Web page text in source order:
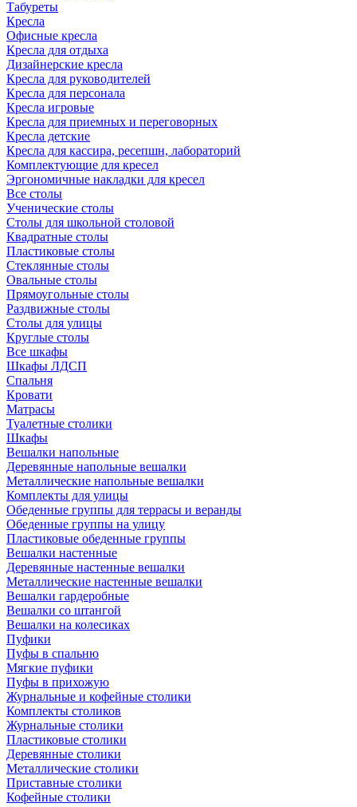
Табуреты
Кресла
Офисные кресла
Кресла для отдыха
Дизайнерские кресла
Кресла для руководителей
Кресла для персонала
Кресла игровые
Кресла для приемных и переговорных
Кресла детские
Кресла для кассира, ресепшн, лабораторий
Комплектующие для кресел
Эргономичные накладки для кресел
Все столы
Ученические столы
Столы для школьной столовой
Квадратные столы
Пластиковые столы
Стеклянные столы
Овальные столы
Прямоугольные столы
Раздвижные столы
Столы для улицы
Круглые столы
Все шкафы
Шкафы ЛДСП
Спальня
Кровати
Матрасы
Туалетные столики
Шкафы
Вешалки напольные
Деревянные напольные вешалки
Металлические напольные вешалки
Комплекты для улицы
Обеденные группы для террасы и веранды
Обеденные группы на улицу
Пластиковые обеденные группы
Вешалки настенные
Деревянные настенные вешалки
Металлические настенные вешалки
Вешалки гардеробные
Вешалки со штангой
Вешалки на колесиках
Пуфики
Пуфы в спальню
Мягкие пуфики
Пуфы в прихожую
Журнальные и кофейные столики
Комплекты столиков
Журнальные столики
Пластиковые столики
Деревянные столики
Металлические столики
Приставные столики
Кофейные столики